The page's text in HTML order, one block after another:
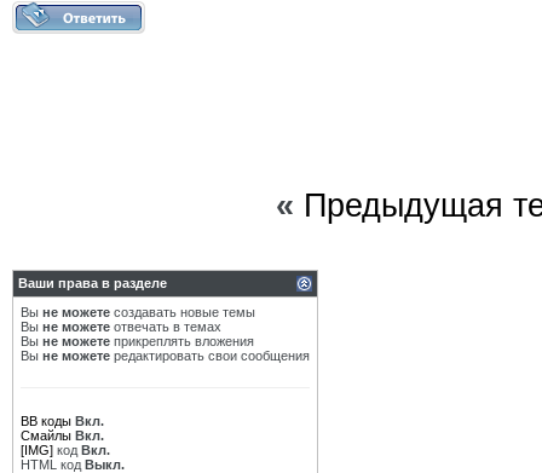
« Предыдущая
Ваши права в разделе
Вы не можете создавать новые темы
Вы не можете отвечать в темах
Вы не можете прикреплять вложения
Вы не можете редактировать свои сообщения
BB коды Вкл.
Смайлы Вкл.
[IMG] код Вкл.
HTML код Выкл.